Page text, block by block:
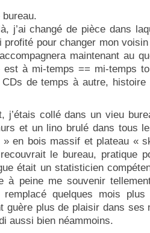
bureau.
j’ai changé de pièce dans
profité pour changer mon
maintenant au
est à mi-temps == mi-temps
de temps à autre, histoire
j’étais collé dans un vieu
et un lino brulé dans tous
» en bois massif et plateau «
le bureau, pratique
était un statisticien
à peine me souvenir
quelques mois plus
guère plus de plaisir dans ses
aussi bien néammoins.